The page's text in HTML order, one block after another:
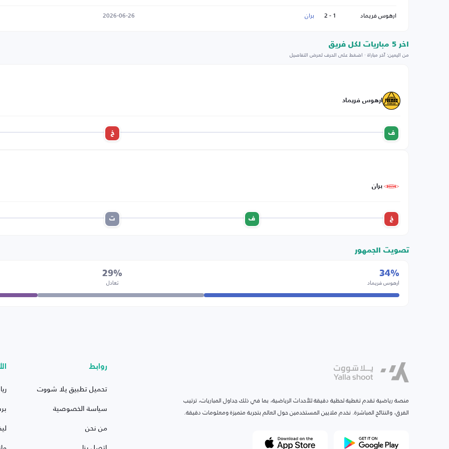
ارهوس فريماد 1 - 2 بران 2026-06-26
اخر 5 مباريات لكل فريق
من اليمين: آخر مباراة · اضغط على الحرف لعرض التفاصيل
ارهوس فريماد
ف خ
بران
خ ف ت
تصويت الجمهور
34%
ارهوس فريماد
29%
تعادل
منصة رياضية تقدم تغطية لحظية دقيقة للأحداث الرياضية، بما في ذلك جداول المباريات، ترتيب
الفرق، والنتائج المباشرة. نخدم ملايين المستخدمين حول العالم بتجربة متميزة ومعلومات دقيقة.
روابط
تحميل تطبيق يلا شووت
سياسة الخصوصية
من نحن